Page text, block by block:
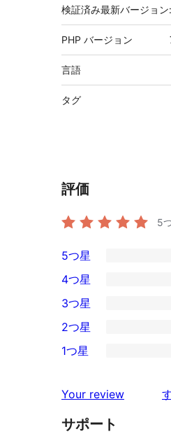
検証済み最新バージョン:
PHP バージョン
言語
タグ
評価
5
10
5-
星
レ
ビ
ー
5つ星
4-
星
レ
ュ
ー
4つ星
0
3-
星
ビ
ュ
3つ星
2-
レ
ビ
2つ星
星
レ
1つ星
Your review
サポート